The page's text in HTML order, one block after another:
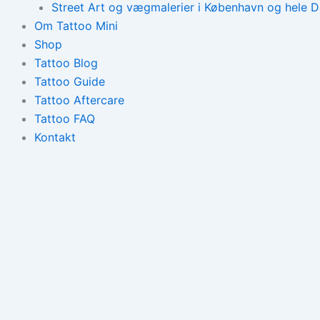
Street Art og vægmalerier i København og hele
Om Tattoo Mini
Shop
Tattoo Blog
Tattoo Guide
Tattoo Aftercare
Tattoo FAQ
Kontakt